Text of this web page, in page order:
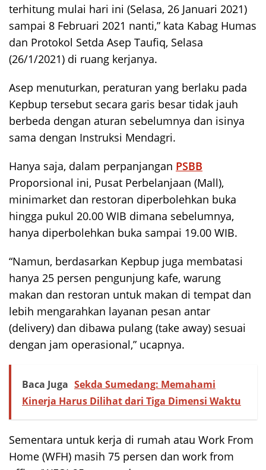
terhitung mulai hari ini (Selasa, 26 Januari 2021)
sampai 8 Februari 2021 nanti,” kata Kabag Humas
dan Protokol Setda Asep Taufiq, Selasa
(26/1/2021) di ruang kerjanya.
Asep menuturkan, peraturan yang berlaku pada
Kepbup tersebut secara garis besar tidak jauh
berbeda dengan aturan sebelumnya dan isinya
sama dengan Instruksi Mendagri.
Hanya saja, dalam perpanjangan PSBB
Proporsional ini, Pusat Perbelanjaan (Mall),
minimarket dan restoran diperbolehkan buka
hingga pukul 20.00 WIB dimana sebelumnya,
hanya diperbolehkan buka sampai 19.00 WIB.
“Namun, berdasarkan Kepbup juga membatasi
hanya 25 persen pengunjung kafe, warung
makan dan restoran untuk makan di tempat dan
lebih mengarahkan layanan pesan antar
(delivery) dan dibawa pulang (take away) sesuai
dengan jam operasional,” ucapnya.
Baca Juga Sekda Sumedang: Memahami
Kinerja Harus Dilihat dari Tiga Dimensi Waktu
Sementara untuk kerja di rumah atau Work From
Home (WFH) masih 75 persen dan work from